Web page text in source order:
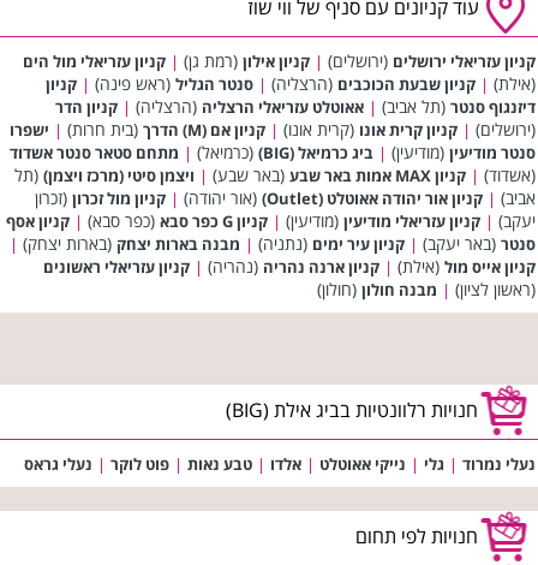
עוד קניונים עם סניף של ווי שוז
קניון עזריאלי ירושלים (ירושלים) | קניון אילון (רמת גן) | קניון עזריאלי מול הים
(אילת) | קניון שבעת הכוכבים (הרצליה) | סנטר הגליל (ראש פינה) | קניון
דיזנגוף סנטר (תל אביב) | אאוטלט עזריאלי הרצליה (הרצליה) | קניון הדר
(ירושלים) | קניון קרית אונו (קרית אונו) | קניון אם (M) הדרך (בית חרות) | ישפרו
סנטר מודיעין (מודיעין) | ביג כרמיאל (BIG) (כרמיאל) | מתחם סטאר סנטר אשדוד
(אשדוד) | קניון MAX אמות באר שבע (באר שבע) | ויצמן סיטי (מרכז ויצמן) (תל
אביב) | קניון אור יהודה אאוטלט (Outlet) (אור יהודה) | קניון מול זכרון (זכרון
יעקב) | קניון עזריאלי מודיעין (מודיעין) | קניון G כפר סבא (כפר סבא) | קניון אסף
סנטר (באר יעקב) | קניון עיר ימים (נתניה) | מבנה בארות יצחק (בארות יצחק) |
קניון אייס מול (אילת) | קניון ארנה נהריה (נהריה) | קניון עזריאלי ראשונים
(ראשון לציון) | מבנה חולון (חולון)
חנויות רלוונטיות בביג אילת (BIG)
נעלי נמרוד | גלי | נייקי אאוטלט | אלדו | טבע נאות | פוט לוקר | נעלי גראס
חנויות לפי תחום